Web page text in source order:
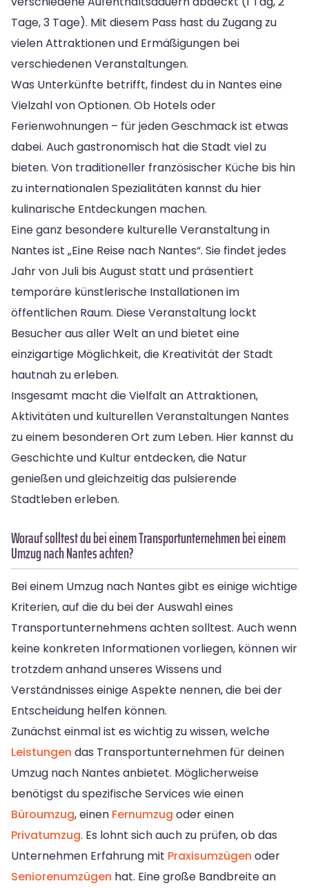
Tage, 3 Tage). Mit diesem Pass hast du Zugang zu
vielen Attraktionen und Ermäßigungen bei
verschiedenen Veranstaltungen.
Was Unterkünfte betrifft, findest du in Nantes eine
Vielzahl von Optionen. Ob Hotels oder
Ferienwohnungen – für jeden Geschmack ist etwas
dabei. Auch gastronomisch hat die Stadt viel zu
bieten. Von traditioneller französischer Küche bis hin
zu internationalen Spezialitäten kannst du hier
kulinarische Entdeckungen machen.
Eine ganz besondere kulturelle Veranstaltung in
Nantes ist „Eine Reise nach Nantes“. Sie findet jedes
Jahr von Juli bis August statt und präsentiert
temporäre künstlerische Installationen im
öffentlichen Raum. Diese Veranstaltung lockt
Besucher aus aller Welt an und bietet eine
einzigartige Möglichkeit, die Kreativität der Stadt
hautnah zu erleben.
Insgesamt macht die Vielfalt an Attraktionen,
Aktivitäten und kulturellen Veranstaltungen Nantes
zu einem besonderen Ort zum Leben. Hier kannst du
Geschichte und Kultur entdecken, die Natur
genießen und gleichzeitig das pulsierende
Stadtleben erleben.
Worauf solltest du bei einem Transportunternehmen bei einem
Umzug nach Nantes achten?
Bei einem Umzug nach Nantes gibt es einige wichtige
Kriterien, auf die du bei der Auswahl eines
Transportunternehmens achten solltest. Auch wenn
keine konkreten Informationen vorliegen, können wir
trotzdem anhand unseres Wissens und
Verständnisses einige Aspekte nennen, die bei der
Entscheidung helfen können.
Zunächst einmal ist es wichtig zu wissen, welche
Leistungen das Transportunternehmen für deinen
Umzug nach Nantes anbietet. Möglicherweise
benötigst du spezifische Services wie einen
Büroumzug, einen Fernumzug oder einen
Privatumzug. Es lohnt sich auch zu prüfen, ob das
Unternehmen Erfahrung mit Praxisumzügen oder
Seniorenumzügen hat. Eine große Bandbreite an